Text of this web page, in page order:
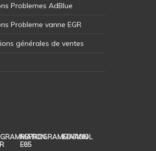
Problemes AdBlue
Probleme vanne EGR
générales de ventes
REPROGRAMMATION
E85
ETHANOL